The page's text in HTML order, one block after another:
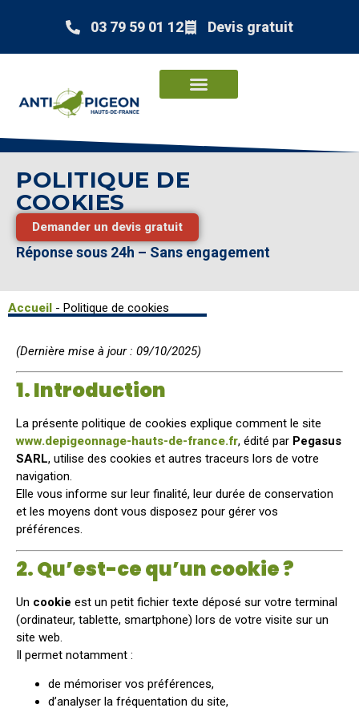
03 79 59 01 12 Devis gratuit
POLITIQUE DE
COOKIES
Demander un devis gratuit
Réponse sous 24h – Sans engagement
Accueil - Politique de cookies
(Dernière mise à jour : 09/10/2025)
1. Introduction
La présente politique de cookies explique comment le site
www.depigeonnage-hauts-de-france.fr, édité par Pegasus
SARL, utilise des cookies et autres traceurs lors de votre
navigation.
Elle vous informe sur leur finalité, leur durée de conservation
et les moyens dont vous disposez pour gérer vos
préférences.
2. Qu’est-ce qu’un cookie ?
Un cookie est un petit fichier texte déposé sur votre terminal
(ordinateur, tablette, smartphone) lors de votre visite sur un
site web.
Il permet notamment :
de mémoriser vos préférences,
d’analyser la fréquentation du site,